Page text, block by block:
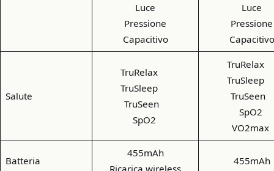
Luce
Pressione
Capacitivo
Luce
Pressione
Capacitivo
Salute
TruRelax
TruSleep
TruSeen
SpO2
TruSeen
SpO2
VO2max
Batteria
455mAh
Ricarica wireless
455mAh